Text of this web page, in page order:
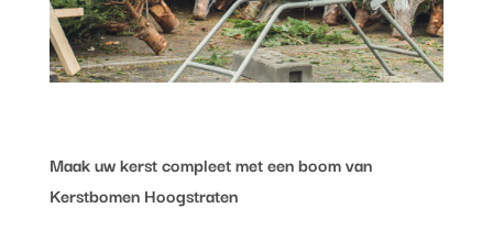
Maak uw kerst compleet met een boom van
Kerstbomen Hoogstraten